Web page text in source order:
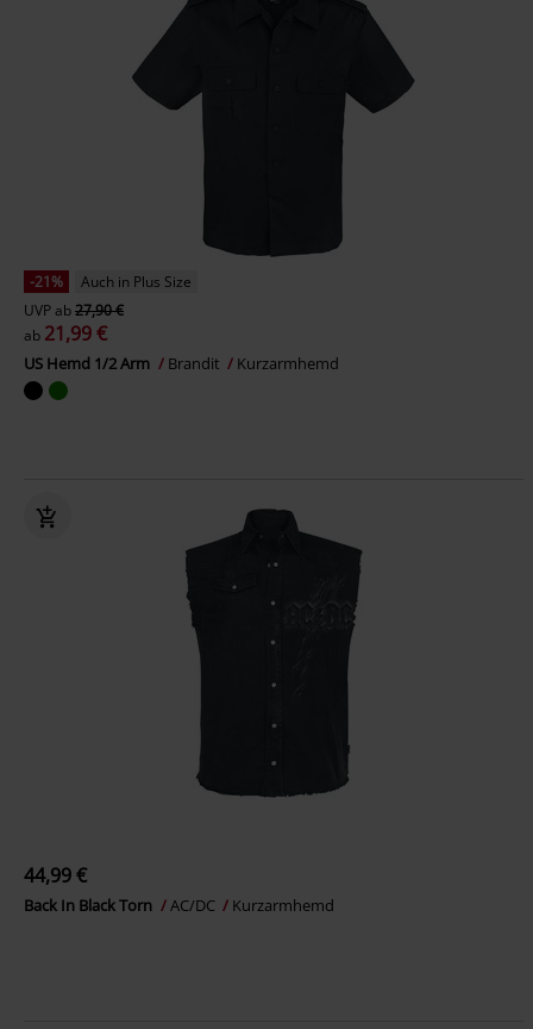
-21%
Auch in Plus Size
UVPab27,90 €
ab 21,99 €
US Hemd 1/2 Arm Brandit Kurzarmhemd
44,99 €
Back In Black Torn AC/DC Kurzarmhemd